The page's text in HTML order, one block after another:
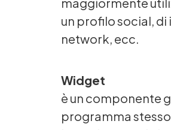
un profilo social,
network, ecc.
Widget
è un componente
programma